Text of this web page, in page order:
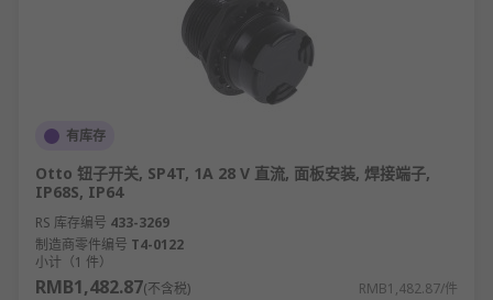
消费电子：电视机、音响的电源开关、音量档
位调节，路由器的WiFi/蓝牙功能切换。
家用电器：微波炉的火力档位选择，电风扇的
风速调节，加湿器的雾量控制。
汽车电子：车载音响的模式切换，电动车窗的
升降档位，仪表盘背光亮度调节。
工业控制：机床设备的工作模式选择，配电箱
的电路分路控制，传感器的检测范围切换。
医疗设备：理疗仪的功率档位调节，监护仪的
信号模式切换，便携设备的电源管理。
有库存
Otto 钮子开关, SP4T, 1A 28 V 直流, 面板安装, 焊接端子,
IP68S, IP64
RS 库存编号 433-3269
制造商零件编号 T4-0122
小计（1 件）
RMB1,482.87(不含税) RMB1,482.87/件